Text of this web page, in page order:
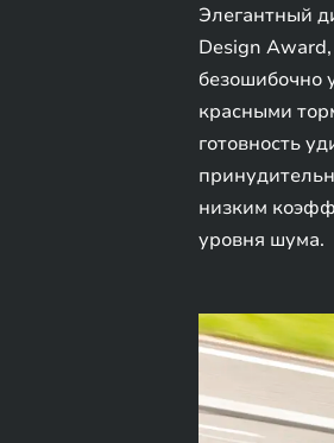
Элегантный
Design
безошибочно
красными
готовность
низким
уровня шума.